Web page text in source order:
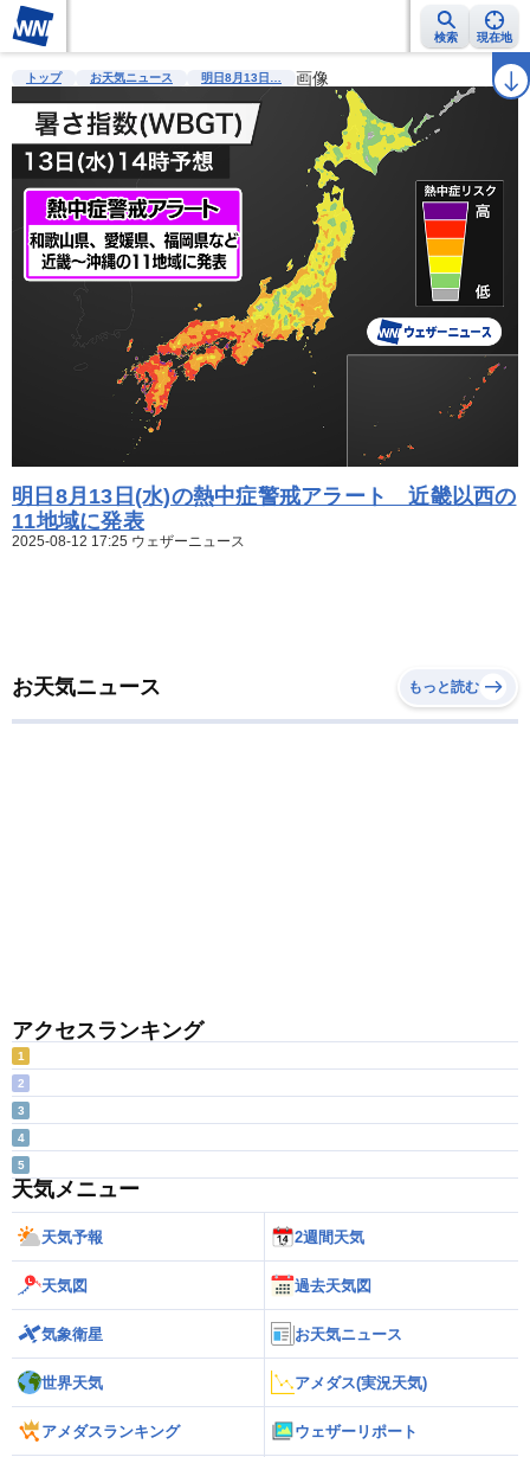
検索 現在地
雨雲レーダー 台風情報 地震情報 警報・注意報 ラ
トップ お天気ニュース 明日8月13日… 画像
明日8月13日(水)の熱中症警戒アラート 近畿以西の
11地域に発表
2025-08-12 17:25 ウェザーニュース
お天気ニュース もっと読む
アクセスランキング
1
2
3
4
5
天気メニュー
天気予報 2週間天気
天気図 過去天気図
気象衛星 お天気ニュース
世界天気 アメダス(実況天気)
アメダスランキング ウェザーリポート